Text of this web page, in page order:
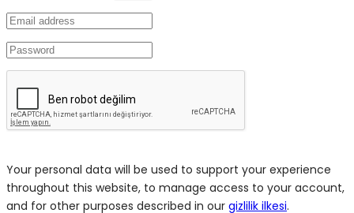
Your personal data will be used to support your experience
throughout this website, to manage access to your account,
and for other purposes described in our gizlilik ilkesi.